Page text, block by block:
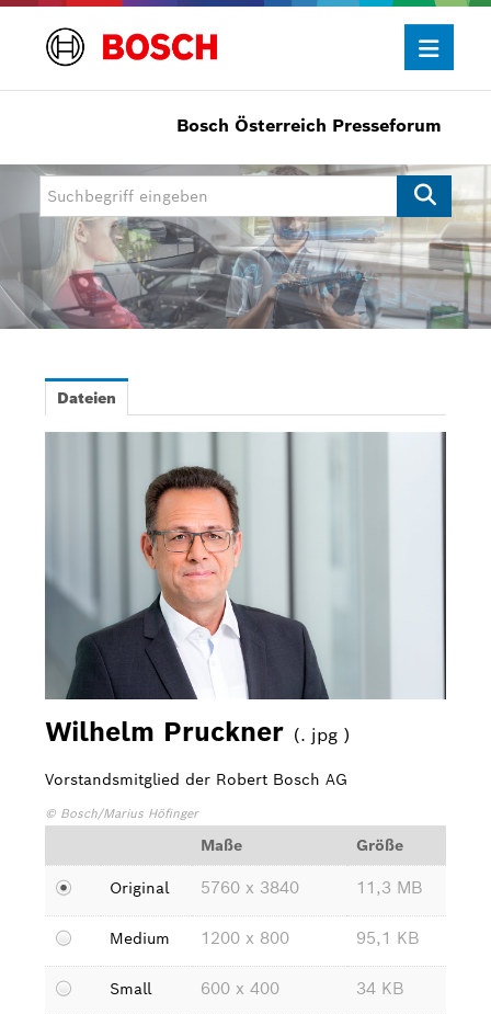
Presseinformationen
Allgemein/Wirtschaft
Bosch Innovationspreis
eBike Systems
Mobility
Power Tools
Bosch Rexroth
Bosch Home Comfort
Buderus
Pressemappen
Hausgeräte
Downloads
Pressemappen
Fotos
Über uns
Bosch in Österreich
Karriere bei Bosch in Österreich
Bosch Österreich Presseforum
Dateien
Wilhelm Pruckner (. jpg )
Vorstandsmitglied der Robert Bosch AG
© Bosch/Marius Höfinger
Maße Größe
Original 5760 x 3840 11,3 MB
Medium 1200 x 800 95,1 KB
Small 600 x 400 34 KB